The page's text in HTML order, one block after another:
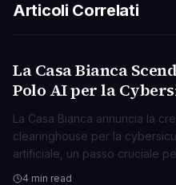
Articoli Correlati
TECNOLOGIA
La Casa Bianca
Polo AI per la
La Casa Bianca annuncia la
clearinghouse per la
artificiale, un passo cruciale
emergenti.
4 min read